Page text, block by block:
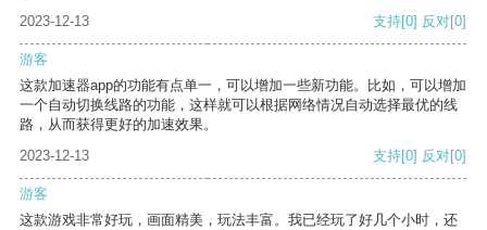
2023-12-13
支持[0] 反对[0]
游客
这款加速器app的功能有点单一，可以增加一些新功能。比如，可以增加
一个自动切换线路的功能，这样就可以根据网络情况自动选择最优的线
路，从而获得更好的加速效果。
2023-12-13
支持[0] 反对[0]
游客
这款游戏非常好玩，画面精美，玩法丰富。我已经玩了好几个小时，还